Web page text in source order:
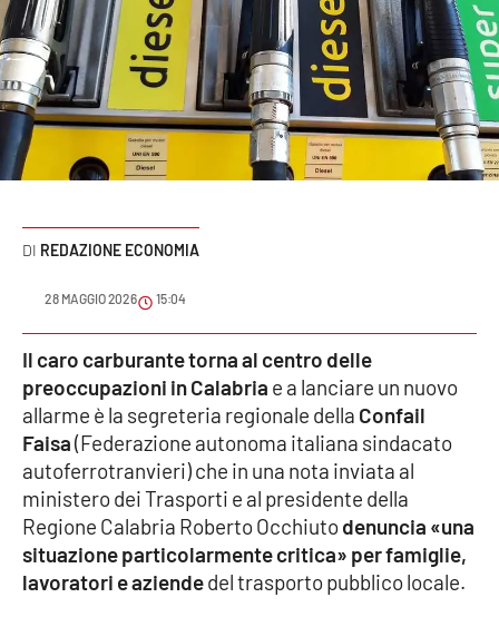
Italia Mondo
Sanità
Sport
Cultura
Podcast
Meteo
Editoriali
VIDEO
Ambiente
Cronaca
REDAZIONE ECONOMIA
28 MAGGIO 2026 15:04
Il caro carburante torna al centro delle
preoccupazioni in Calabria e a lanciare un nuovo
allarme è la segreteria regionale della Confail
Faisa(Federazione autonoma italiana sindacato
autoferrotranvieri) che in una nota inviata al
ministero dei Trasporti e al presidente della
Regione Calabria Roberto Occhiutodenuncia «una
situazione particolarmente critica» per famiglie,
lavoratori e aziendedel trasporto pubblico locale.